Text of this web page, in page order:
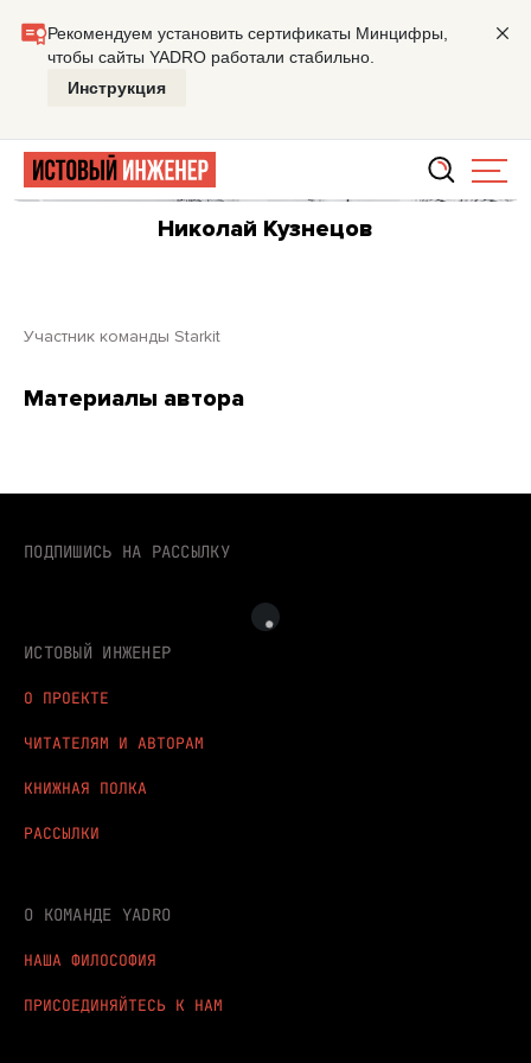
Главная Николай Кузнецов
Николай Кузнецов
участник команды Starkit
Материалы автора
ИСТОВЫЙ ИНЖЕНЕР
О ПРОЕКТЕ
ЧИТАТЕЛЯМ И АВТОРАМ
КНИЖНАЯ ПОЛКА
РАССЫЛКИ
О КОМАНДЕ YADRO
НАША ФИЛОСОФИЯ
ПРИСОЕДИНЯЙТЕСЬ К НАМ
ПОДПИШИСЬ НА РАССЫЛКУ